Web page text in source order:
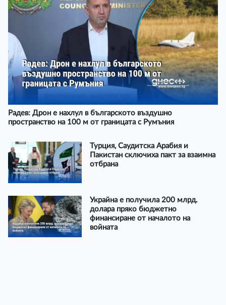
Радев: Дрон е нахлул в българското въздушно
пространство на 100 м от границата с Румъния
Турция, Саудитска Арабия и
Пакистан сключиха пакт за взаимна
отбрана
Украйна е получила 200 млрд.
долара пряко бюджетно
финансиране от началото на
войната